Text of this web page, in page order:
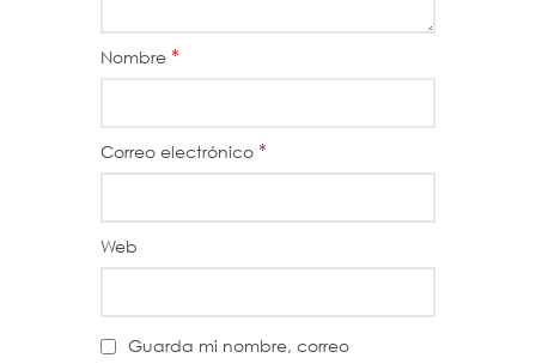
Nombre *
Correo electrónico *
Web
Guarda mi nombre, correo